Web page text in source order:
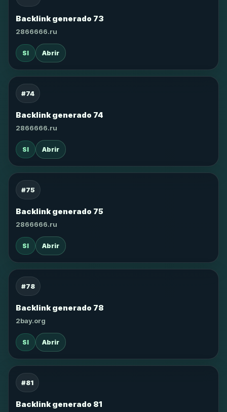
Backlink generado 73
2866666.ru
SI Abrir
#74
Backlink generado 74
2866666.ru
SI Abrir
#75
Backlink generado 75
2866666.ru
SI Abrir
#78
Backlink generado 78
2bay.org
SI Abrir
#81
Backlink generado 81